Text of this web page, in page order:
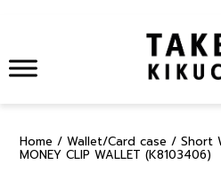
content
Home / Wallet/Card case / Short
MONEY CLIP WALLET (K8103406)